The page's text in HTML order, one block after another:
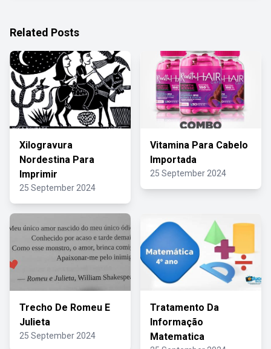
Related Posts
Xilogravura
Nordestina Para
Imprimir
25 September 2024
Vitamina Para Cabelo
Importada
25 September 2024
Trecho De Romeu E
Julieta
25 September 2024
Tratamento Da
Informação
Matematica